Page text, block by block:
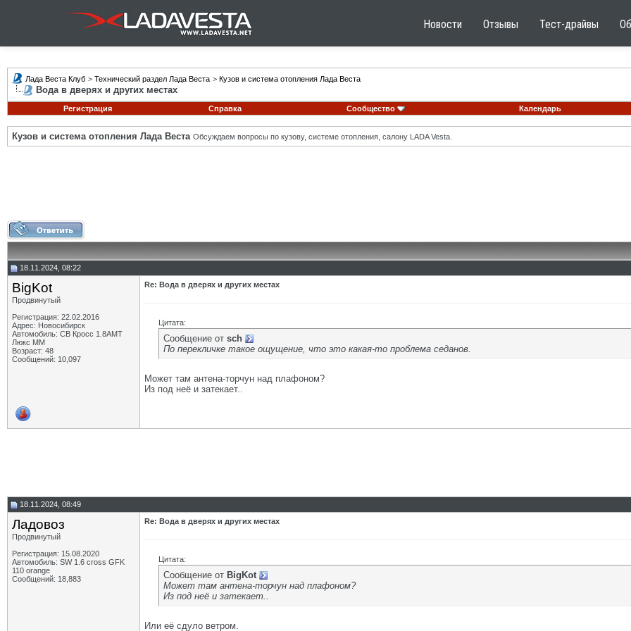
Новости Отзывы Тест-драйвы
Лада Веста Клуб > Технический раздел Лада Веста > Кузов и система отопления Лада Веста
Вода в дверях и других местах
Регистрация
Справка Сообщество Календарь
Кузов и система отопления Лада Веста Обсуждаем вопросы по кузову, системе отопления, салону LADA Vesta.
18.11.2024, 08:22
BigKot
Продвинутый
Регистрация: 22.02.2016
Адрес: Новосибирск
Автомобиль: СВ Кросс 1.8АМТ
Люкс ММ
Возраст: 48
Сообщений: 10,097
Re: Вода в дверях и других местах
Цитата:
Сообщение от sch
По перекличке такое ощущение, что это какая-то проблема седанов.
Может там антена-торчун над плафоном?
Из под неё и затекает..
18.11.2024, 08:49
Ладовоз
Продвинутый
Регистрация: 15.08.2020
Автомобиль: SW 1.6 cross GFK
110 orange
Сообщений: 18,883
Re: Вода в дверях и других местах
Цитата:
Сообщение от BigKot
Может там антена-торчун над плафоном?
Из под неё и затекает..
Или её сдуло ветром.